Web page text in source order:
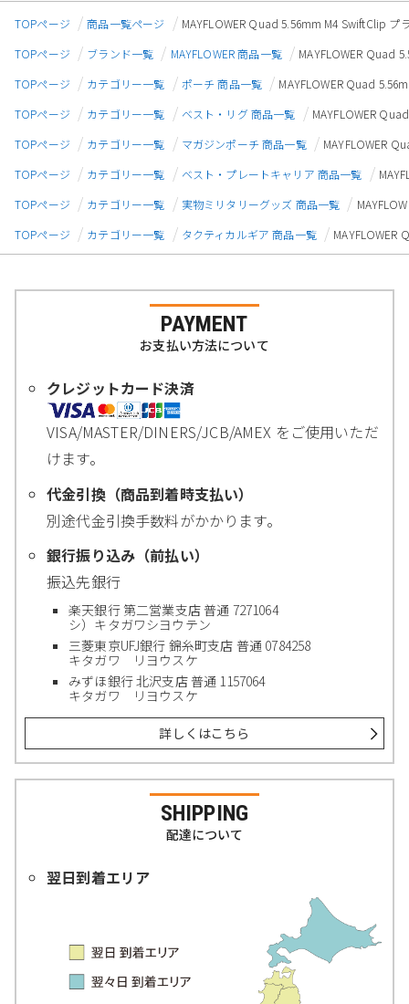
TOPページ 商品一覧ページ
MAYFLOWER Quad 5.56mm M4 SwiftClip
TOPページ
ブランド一覧 MAYFLOWER 商品一覧
MAYFLOWER Quad
TOPページ
カテゴリー一覧 ポーチ 商品一覧
MAYFLOWER Quad
TOPページ
カテゴリー一覧 ベスト・リグ 商品一覧
MAYFLOWER
TOPページ
カテゴリー一覧 マガジンポーチ 商品一覧
MAYFLOWER
TOPページ
カテゴリー一覧 ベスト・プレートキャリア 商品一覧
TOPページ
カテゴリー一覧 実物ミリタリーグッズ 商品一覧
TOPページ
カテゴリー一覧 タクティカルギア 商品一覧 MAYFLOWER
PAYMENT
お支払い方法について
クレジットカード決済
VISA/MASTER/DINERS/JCB/AMEX をご使用いただ
けます。
代金引換（商品到着時支払い）
別途代金引換手数料がかかります。
銀行振り込み（前払い）
振込先銀行
楽天銀行 第二営業支店 普通 7271064
シ）キタガワシヨウテン
三菱東京UFJ銀行 錦糸町支店 普通 0784258
キタガワ リヨウスケ
みずほ銀行 北沢支店 普通 1157064
キタガワ リヨウスケ
詳しくはこちら
SHIPPING
配達について
翌日到着エリア